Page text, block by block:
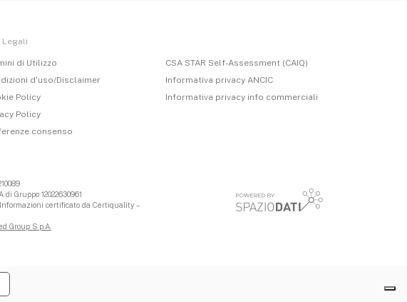
Legali
di Utilizzo
d'uso/Disclaimer
Policy
Policy
consenso
CSA STAR Self-Assessment (CAIQ)
Informativa privacy ANCIC
Informativa privacy info commerciali
di Gruppo 12022630961
certificato da Certiquality –
Group S.p.A.